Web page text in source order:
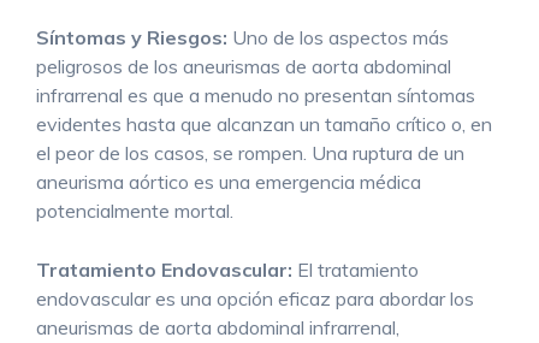
Síntomas y Riesgos: Uno de los aspectos más
peligrosos de los aneurismas de aorta abdominal
infrarrenal es que a menudo no presentan síntomas
evidentes hasta que alcanzan un tamaño crítico o, en
el peor de los casos, se rompen. Una ruptura de un
aneurisma aórtico es una emergencia médica
potencialmente mortal.
Tratamiento Endovascular: El tratamiento
endovascular es una opción eficaz para abordar los
aneurismas de aorta abdominal infrarrenal,